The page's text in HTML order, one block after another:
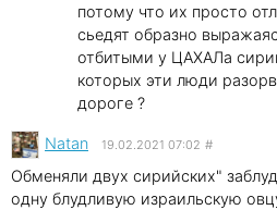
потому что их просто
сьедят образно
отбитыми у ЦАХАЛа
которых эти люди
дороге ?
Natan 19.02.2021 07:02 #
Обменяли двух сирийских"
одну блудливую израильскую